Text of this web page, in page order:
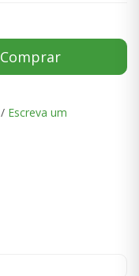
Comprar
/ Escreva um